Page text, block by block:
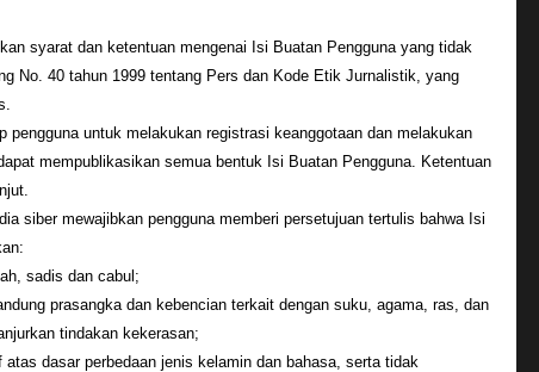
syarat dan ketentuan mengenai Isi Buatan Pengguna yang tidak
No. 40 tahun 1999 tentang Pers dan Kode Etik Jurnalistik, yang
pengguna untuk melakukan registrasi keanggotaan dan melakukan
mempublikasikan semua bentuk Isi Buatan Pengguna. Ketentuan
siber mewajibkan pengguna memberi persetujuan tertulis bahwa Isi
sadis dan cabul;
prasangka dan kebencian terkait dengan suku, agama, ras, dan
tindakan kekerasan;
dasar perbedaan jenis kelamin dan bahasa, serta tidak